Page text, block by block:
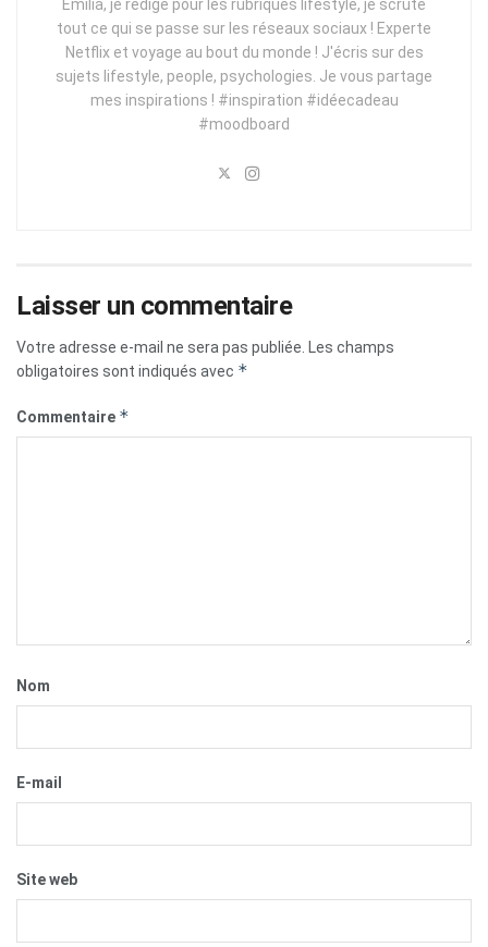
Emilia, je rédige pour les rubriques lifestyle, je scrute
tout ce qui se passe sur les réseaux sociaux ! Experte
Netflix et voyage au bout du monde ! J'écris sur des
sujets lifestyle, people, psychologies. Je vous partage
mes inspirations ! #inspiration #idéecadeau
#moodboard
Laisser un commentaire
Votre adresse e-mail ne sera pas publiée.
Les champs
obligatoires sont indiqués avec *
Commentaire *
Nom
E-mail
Site web